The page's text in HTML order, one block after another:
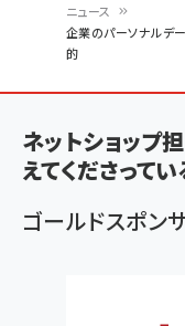
く
ず
ニュース
企業のパーソナルデ
的
ネットショップ
えてくださって
ゴールドスポン